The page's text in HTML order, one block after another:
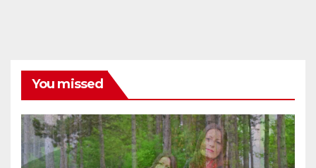
You missed